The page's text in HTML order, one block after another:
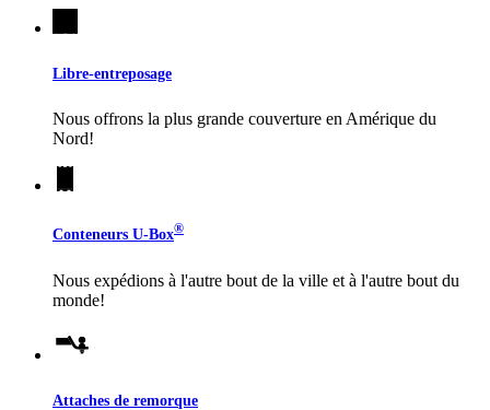
Libre-entreposage
Nous offrons la plus grande couverture en Amérique du
Nord!
Conteneurs U-Box®
Nous expédions à l'autre bout de la ville et à l'autre bout du
monde!
Attaches de remorque